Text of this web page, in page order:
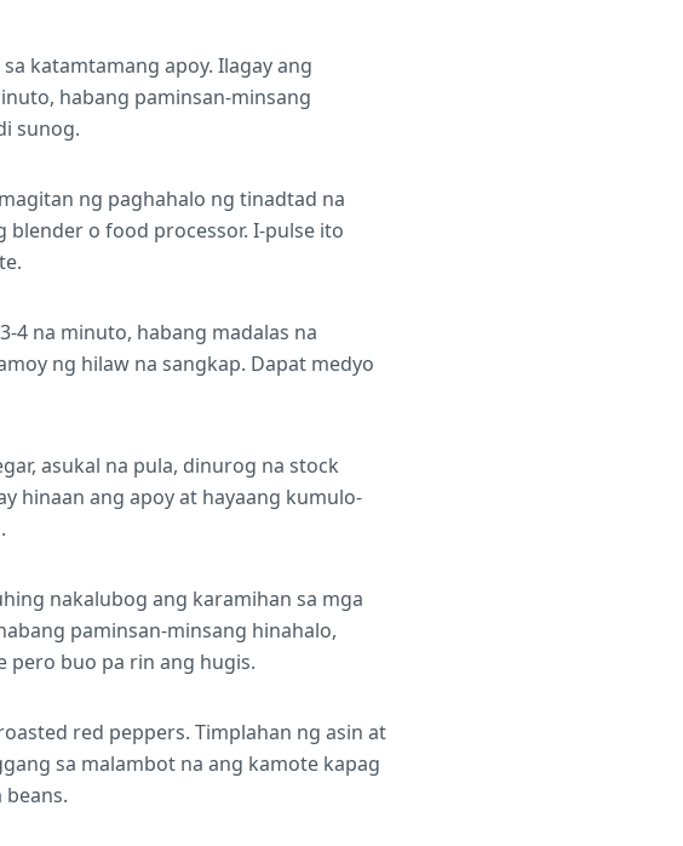
katamtamang apoy. Ilagay ang
habang paminsan-minsang
sunog.
ng paghahalo ng tinadtad na
blender o food processor. I-pulse ito
4 na minuto, habang madalas na
ng hilaw na sangkap. Dapat medyo
asukal na pula, dinurog na stock
hinaan ang apoy at hayaang kumulo-
nakalubog ang karamihan sa mga
paminsan-minsang hinahalo,
pero buo pa rin ang hugis.
red peppers. Timplahan ng asin at
sa malambot na ang kamote kapag